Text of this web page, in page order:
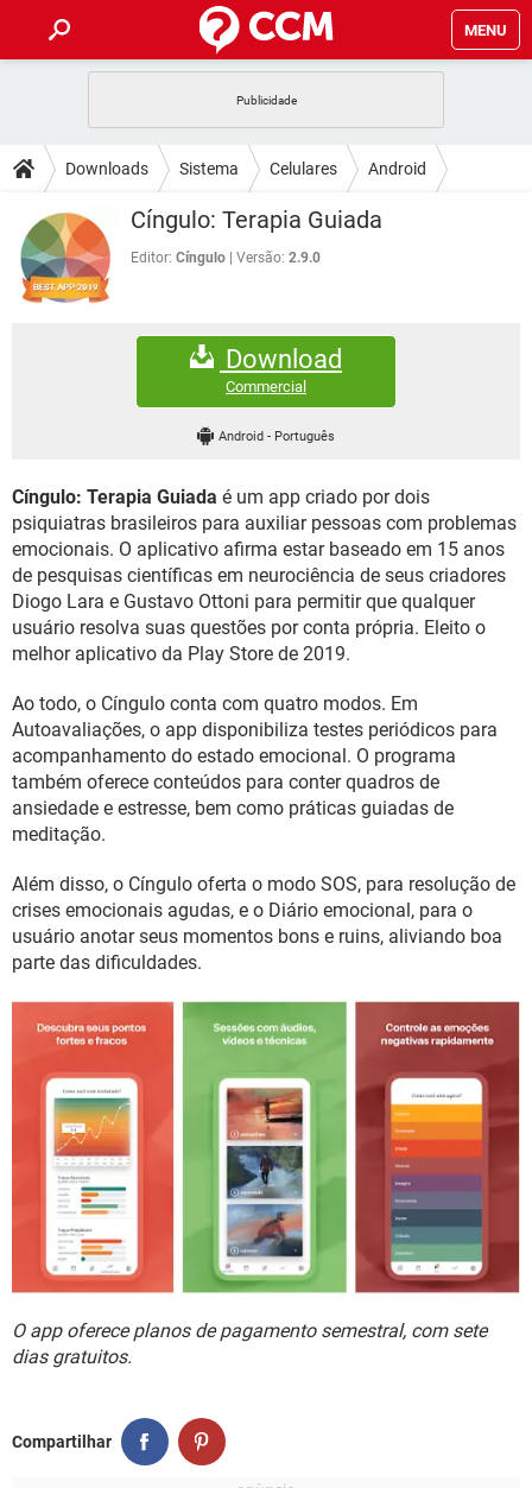
MENU
CELULAR FACEBOOK
OUTLOOK EXCEL
INSTAGRAM GMAIL
GUIA DE COMPRAS
DICAS
JOGOS WHATSAPP
CELULAR
OUTLOOK
DOWNLOADS
JOGOS WHATSAPP
CELULAR
EXCEL
GMAIL
FÓRUM
FACEBOOK
EXCEL
GMAIL
WHATSAPP
INSTAGRAM GMAIL
GUIA DE COMPRAS
Downloads Sistema Celulares Android
Cíngulo: Terapia Guiada
Editor: Cíngulo Versão: 2.9.0
Download
Commercial
Android - Português
Cíngulo: Terapia Guiada é um app criado por dois
psiquiatras brasileiros para auxiliar pessoas com problemas
emocionais. O aplicativo afirma estar baseado em 15 anos
de pesquisas científicas em neurociência de seus criadores
Diogo Lara e Gustavo Ottoni para permitir que qualquer
usuário resolva suas questões por conta própria. Eleito o
melhor aplicativo da Play Store de 2019.
Ao todo, o Cíngulo conta com quatro modos. Em
Autoavaliações, o app disponibiliza testes periódicos para
acompanhamento do estado emocional. O programa
também oferece conteúdos para conter quadros de
ansiedade e estresse, bem como práticas guiadas de
meditação.
Além disso, o Cíngulo oferta o modo SOS, para resolução de
crises emocionais agudas, e o Diário emocional, para o
usuário anotar seus momentos bons e ruins, aliviando boa
parte das dificuldades.
O app oferece planos de pagamento semestral, com sete
dias gratuitos.
Compartilhar